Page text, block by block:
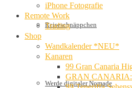
Reiseschnäppchen
Werde digitaler Nomade
iPhone Fotografie
Remote Work
Trading
Shop
Wandkalender *NEU*
Kanaren
99 Gran Canaria
GRAN CANARIA: